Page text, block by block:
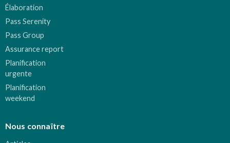
Élaboration
Pass Serenity
Pass Group
Assurance report
Planification
urgente
Planification
weekend
Nous connaître